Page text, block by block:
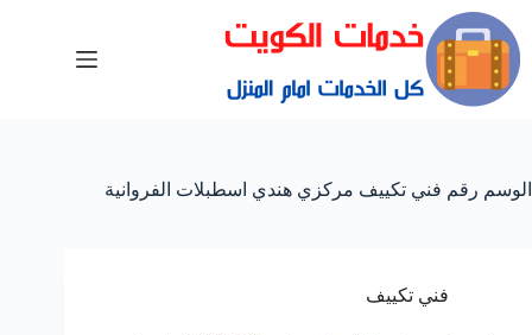
الوسم رقم فني تكييف مركزي هندي اسطبلات الفروانية
فني تكييف